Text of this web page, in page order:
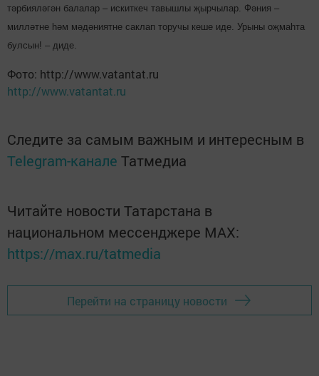
тәрбияләгән балалар – искиткеч тавышлы җырчылар. Фәния –
милләтне һәм мәдәниятне саклап торучы кеше иде. Урыны оҗмаһта
булсын! – диде.
Фото: http://www.vatantat.ru
http://www.vatantat.ru
Следите за самым важным и интересным в
Telegram-канале Татмедиа
Читайте новости Татарстана в
национальном мессенджере MАХ:
https://max.ru/tatmedia
Перейти на страницу новости